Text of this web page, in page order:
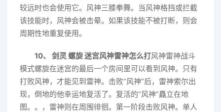
较远时也会使用它。风神三膝拳舞。当风神格挡或拦截
该技能时，风神会被击晕。如果该技能不被打断，则会
周期性地重复使用。
10、 剑灵 螺旋 迷宫风神雷神怎么打风神雷神战斗
模式螺旋在迷宫的最后一个房间里可以看到风神。只有
打败风神，才能见到雷神。击败“风神”后，雷神索尔出
现，倒地的他幸运地复活了。复活的“风神”矗立在地
图。。，雷神则在周围徘徊。第一阶段击败风神。单人